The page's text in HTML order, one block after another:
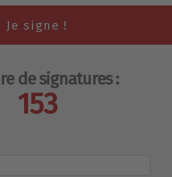
de signatures :
153